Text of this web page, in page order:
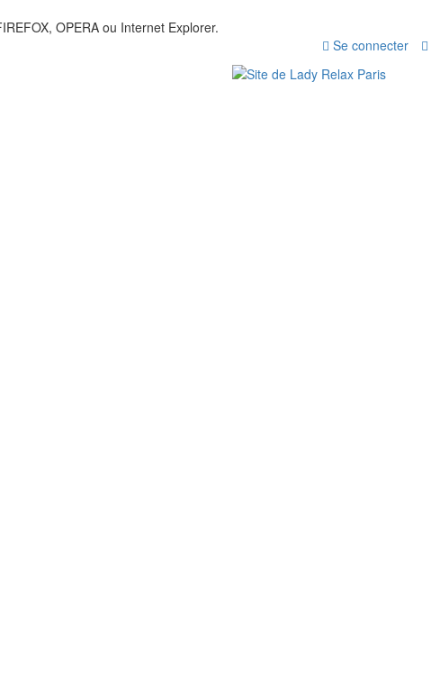
OPERA ou Internet Explorer.
Se connecter